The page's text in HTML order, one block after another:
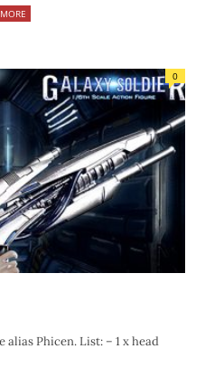
MORE
0
alias Phicen. List: – 1 x head